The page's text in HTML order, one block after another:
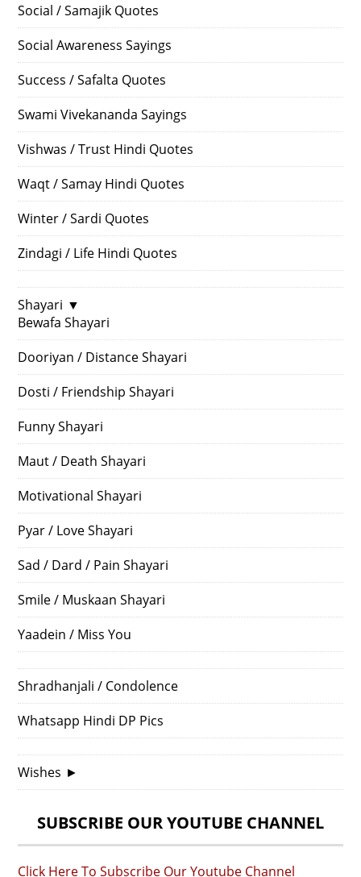
Social / Samajik Quotes
Social Awareness Sayings
Success / Safalta Quotes
Swami Vivekananda Sayings
Vishwas / Trust Hindi Quotes
Waqt / Samay Hindi Quotes
Winter / Sardi Quotes
Zindagi / Life Hindi Quotes
Shayari ▼
Bewafa Shayari
Dooriyan / Distance Shayari
Dosti / Friendship Shayari
Funny Shayari
Maut / Death Shayari
Motivational Shayari
Pyar / Love Shayari
Sad / Dard / Pain Shayari
Smile / Muskaan Shayari
Yaadein / Miss You
Shradhanjali / Condolence
Whatsapp Hindi DP Pics
Wishes ►
SUBSCRIBE OUR YOUTUBE CHANNEL
Click Here To Subscribe Our Youtube Channel